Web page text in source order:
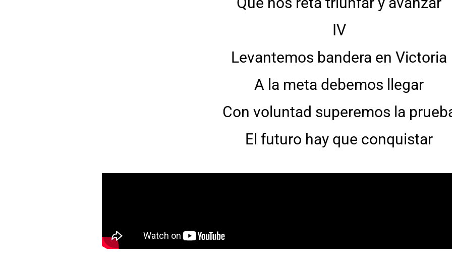
IV
Levantemos bandera en Victoria
A la meta debemos llegar
Con voluntad superemos la
El futuro hay que conquistar